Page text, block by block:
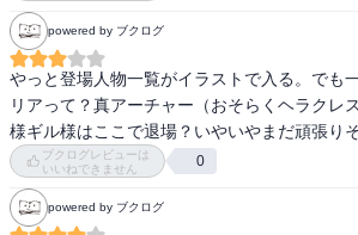
序盤から目立った動きをしていたためいずれ
が、5巻は早すぎる印象。
まだ9巻は未読であるが、このあと8巻まで復
場だとするとやや尻切れトンボ感のある印象。
泥のおかげで弱点である毒を受けても死なな
スボス枠か。
powered by ブクログ
やっと登場人物一覧がイラストで入る。でも
リアって？真アーチャー（おそらくヘラクレ
様ギル様はここで退場？いやいやまだ頑張りそ
ブクログレビューは
いいねできません
0
powered by ブクログ